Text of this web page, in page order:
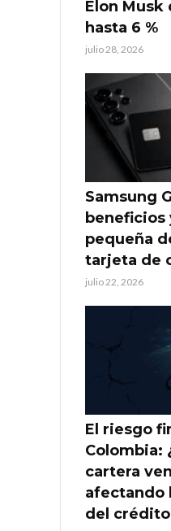
Elon Musk
hasta 6 %
julio 28, 2026
Samsung
beneficios
pequeña
tarjeta de
julio 22, 2026
El riesgo
Colombia:
cartera
afectando
del